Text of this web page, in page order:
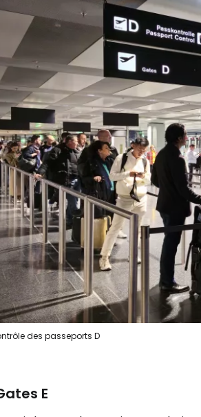
des passeports D
E